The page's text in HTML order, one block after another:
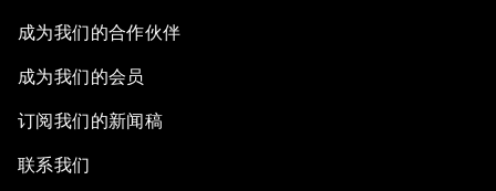
成为我们的合作伙伴
成为我们的会员
订阅我们的新闻稿
联系我们